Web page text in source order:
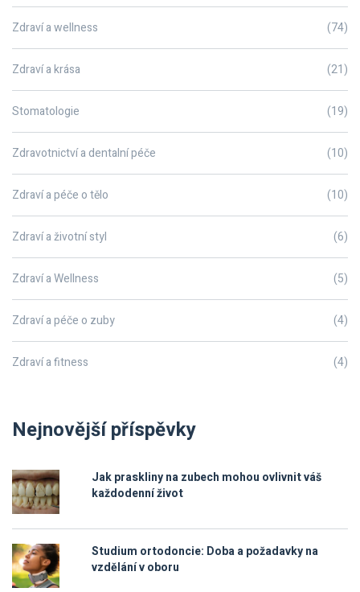
Zdraví a wellness (74)
Zdraví a krása (21)
Stomatologie (19)
Zdravotnictví a dentalní péče (10)
Zdraví a péče o tělo (10)
Zdraví a životní styl (6)
Zdraví a Wellness (5)
Zdraví a péče o zuby (4)
Zdraví a fitness (4)
Nejnovější příspěvky
Jak praskliny na zubech mohou ovlivnit váš
každodenní život
Studium ortodoncie: Doba a požadavky na
vzdělání v oboru